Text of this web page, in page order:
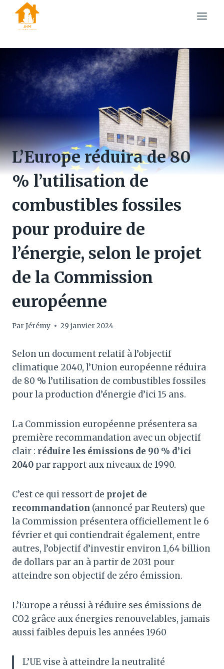
content
L’Europe réduira de 80
% l’utilisation de
combustibles fossiles
pour produire de
l’énergie, selon le projet
de la Commission
européenne
Par Jérémy 29 janvier 2024
Selon un document relatif à l’objectif
climatique 2040, l’Union européenne réduira
de 80 % l’utilisation de combustibles fossiles
pour la production d’énergie d’ici 15 ans.
La Commission européenne présentera sa
première recommandation avec un objectif
clair : réduire les émissions de 90 % d’ici
2040 par rapport aux niveaux de 1990.
C’est ce qui ressort de projet de
recommandation (annoncé par Reuters) que
la Commission présentera officiellement le 6
février et qui contiendrait également, entre
autres, l’objectif d’investir environ 1,64 billion
de dollars par an à partir de 2031 pour
atteindre son objectif de zéro émission.
L’Europe a réussi à réduire ses émissions de
CO2 grâce aux énergies renouvelables, jamais
aussi faibles depuis les années 1960
L’UE vise à atteindre la neutralité